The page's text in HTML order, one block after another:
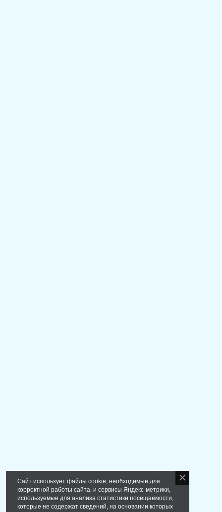
Сайт использует файлы cookie, необходимые для
корректной работы сайта, и сервисы Яндекс-метрики,
используемые для анализа статистики посещаемости,
которые не содержат сведений, на основании которых